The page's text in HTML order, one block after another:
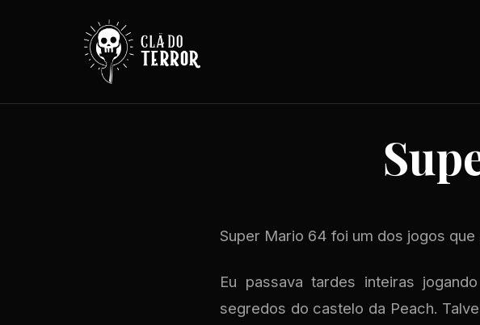
Super Mario 64 foi um dos jogos que
Eu passava tardes inteiras
segredos do castelo da Peach.